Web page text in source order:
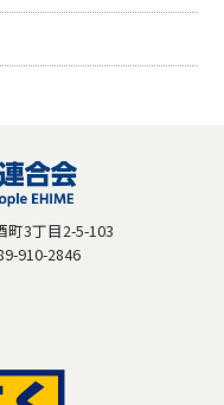
町3丁目2-5-103
910-2846